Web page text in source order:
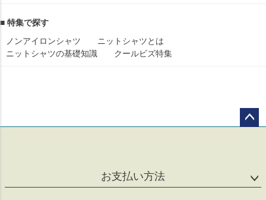
■ 特集で探す
ノンアイロンシャツ
ニットシャツとは
ニットシャツの基礎知識
クールビズ特集
お支払い方法